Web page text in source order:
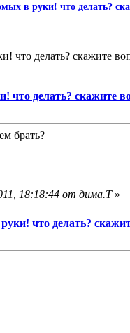
в руки! что делать?
что делать? скажите
что делать? скажите
брать?
18:18:44 от дима.Т»
что делать?